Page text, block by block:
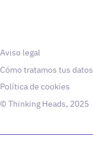
Aviso legal
Cómo tratamos tus datos
Política de cookies
© Thinking Heads, 2025